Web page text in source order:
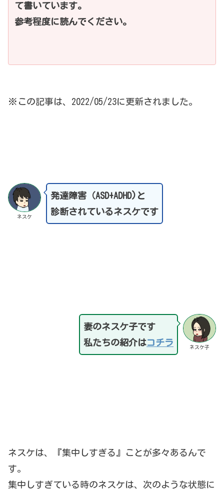
て書いています。
参考程度に読んでください。
※この記事は、2022/05/23に更新されました。
ネスケ
発達障害（ASD+ADHD)と
診断されているネスケです
ネスケ子
妻のネスケ子です
私たちの紹介はコチラ
ネスケは、『集中しすぎる』ことが多々あるんで
す。
集中しすぎている時のネスケは、次のような状態に